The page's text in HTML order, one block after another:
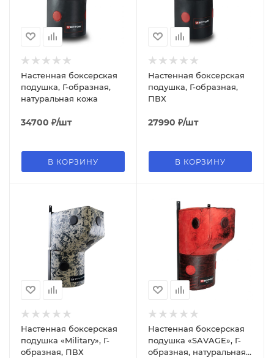
Настенная боксерская
подушка, Г-образная,
натуральная кожа
34700 ₽/шт
В КОРЗИНУ
Настенная боксерская
подушка, Г-образная,
ПВХ
27990 ₽/шт
В КОРЗИНУ
Настенная боксерская
подушка «Military», Г-
образная, ПВХ
Настенная боксерская
подушка «SAVAGE», Г-
образная, натуральная